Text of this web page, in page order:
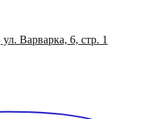
Варварка, 6, стр. 1